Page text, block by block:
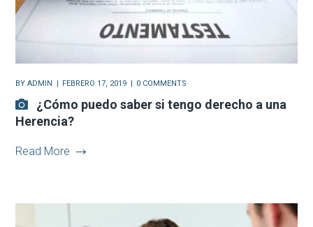
BYADMIN FEBRERO 17, 2019 0 COMMENTS
¿Cómo puedo saber si tengo derecho a una
Herencia?
Read More